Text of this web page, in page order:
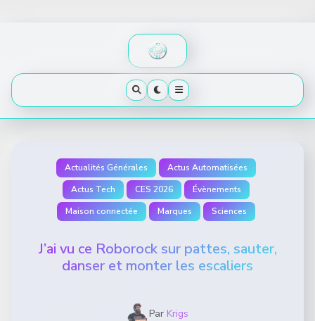
Actualités Générales
Actus Automatisées
Actus Tech
CES 2026
Évènements
Maison connectée
Marques Sciences
J’ai vu ce Roborock sur pattes, sauter,
danser et monter les escaliers
Par Krigs